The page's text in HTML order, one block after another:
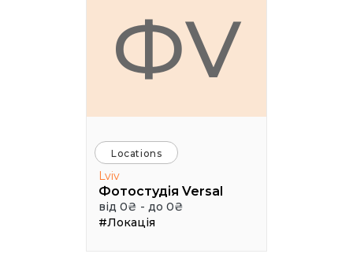
ФV
Locations
Lviv
Фотостудія Versal
від 0₴ - до 0₴
#Локація